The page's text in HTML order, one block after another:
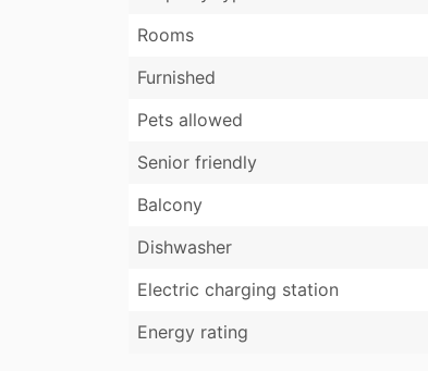
Rooms
Furnished
Pets allowed
Senior friendly
Balcony
Dishwasher
Electric charging station
Energy rating